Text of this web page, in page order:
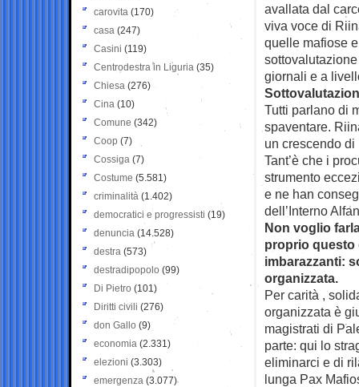
avallata dal
viva voce di
quelle mafiose
giornali e a
Tutti parlano di
spaventare.
un crescendo
Tant’è che i
strumento
e ne han
dell’Interno
Non voglio
proprio questo
imbarazzanti:
organizzata.
Per carità ,
organizzata è
magistrati di
parte: qui lo
eliminarci e di
lunga Pax
carovita (170)
casa (247)
Casini (119)
Centrodestra in Liguria (35)
Chiesa (276)
Cina (10)
Comune (342)
Coop (7)
Cossiga (7)
Costume (5.581)
criminalità (1.402)
democratici e progressisti (19)
denuncia (14.528)
destra (573)
destradipopolo (99)
Di Pietro (101)
Diritti civili (276)
don Gallo (9)
economia (2.331)
elezioni (3.303)
emergenza (3.077)